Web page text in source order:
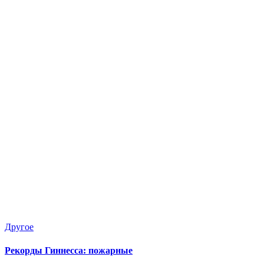
Опубликовано
Другое
Рекорды Гиннесса: пожарные